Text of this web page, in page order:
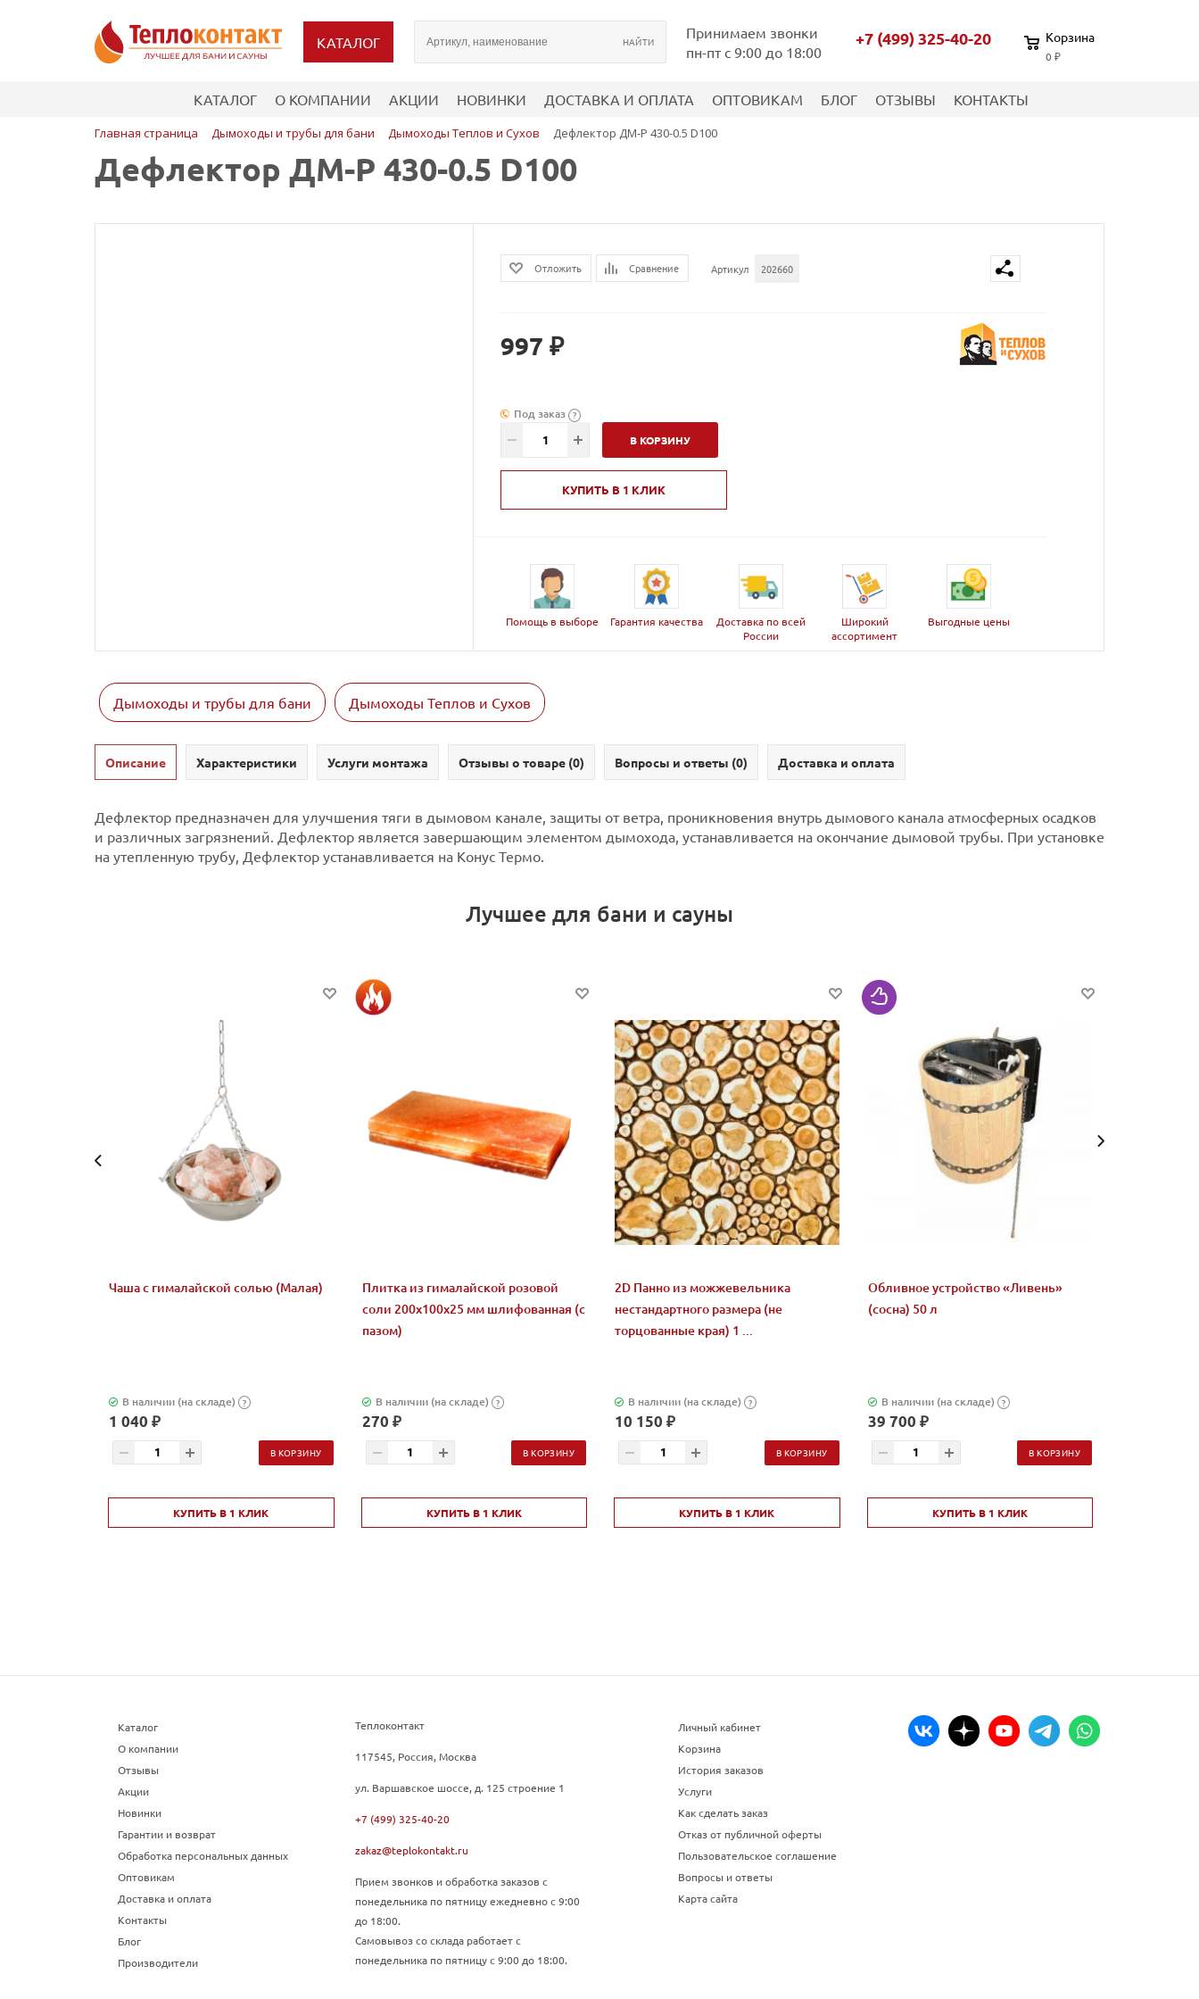
КАТАЛОГ
Принимаем звонки
пн-пт с 9:00 до 18:00
+7 (499) 325-40-20 Корзина
0 ₽
КАТАЛОГ О КОМПАНИИ АКЦИИ НОВИНКИ ДОСТАВКА И ОПЛАТА ОПТОВИКАМ БЛОГ ОТЗЫВЫ КОНТАКТЫ
Главная страница Дымоходы и трубы для бани Дымоходы Теплов и Сухов Дефлектор ДМ-Р 430-0.5 D100
Дефлектор ДМ-Р 430-0.5 D100
Отложить Сравнение Артикул 202660
997 ₽
Под заказ ?
В КОРЗИНУ
КУПИТЬ В 1 КЛИК
Помощь в выборе Гарантия качества
Доставка по всей
России
Широкий
ассортимент
Выгодные цены
Дымоходы и трубы для бани Дымоходы Теплов и Сухов
Описание Характеристики Услуги монтажа Отзывы о товаре (0) Вопросы и ответы (0) Доставка и оплата
Дефлектор предназначен для улучшения тяги в дымовом канале, защиты от ветра, проникновения внутрь дымового канала атмосферных осадков
и различных загрязнений. Дефлектор является завершающим элементом дымохода, устанавливается на окончание дымовой трубы. При установке
на утепленную трубу, Дефлектор устанавливается на Конус Термо.
Лучшее для бани и сауны
Чаша с гималайской солью (Малая)
В наличии (на складе) ?
1 040 ₽
В КОРЗИНУ
КУПИТЬ В 1 КЛИК
Плитка из гималайской розовой
соли 200x100x25 мм шлифованная (с
пазом)
В наличии (на складе) ?
270 ₽
В КОРЗИНУ
КУПИТЬ В 1 КЛИК
2D Панно из можжевельника
нестандартного размера (не
торцованные края) 1 ...
В наличии (на складе) ?
10 150 ₽
В КОРЗИНУ
КУПИТЬ В 1 КЛИК
Обливное устройство «Ливень»
(сосна) 50 л
В наличии (на складе) ?
39 700 ₽
В КОРЗИНУ
КУПИТЬ В 1 КЛИК
Каталог
О компании
Отзывы
Акции
Новинки
Гарантии и возврат
Обработка персональных данных
Оптовикам
Доставка и оплата
Контакты
Блог
Производители
Теплоконтакт
117545, Россия, Москва
ул. Варшавское шоссе, д. 125 строение 1
+7 (499) 325-40-20
zakaz@teplokontakt.ru
Прием звонков и обработка заказов с
понедельника по пятницу ежедневно с 9:00
до 18:00.
Самовывоз со склада работает с
понедельника по пятницу с 9:00 до 18:00.
Личный кабинет
Корзина
История заказов
Услуги
Как сделать заказ
Отказ от публичной оферты
Пользовательское соглашение
Вопросы и ответы
Карта сайта